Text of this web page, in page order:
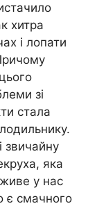
хитра
і лопати
зі
стала
звичайну
яка
у нас
є смачного